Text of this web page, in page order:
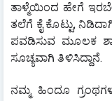
ತಾಳ್ಮೆಯಿಂದ ಹೇಗೆ
ತಲೆಗೆ ಕೈ ಕೊಟ್ಟು,
ಪವಡಿಸುವ ‌ ಮೂಲಕ  ಶಾಂತರೀತಿಯಿಂದ ಹೇಗೆ ಬದುಕಬೇಕು ಎಂಬುದನ್ನು
ಸೂಚ್ಯವಾಗಿ ತಿಳಿಸಿದ್ದಾನೆ.
ನಮ್ಮ ಹಿಂದೂ